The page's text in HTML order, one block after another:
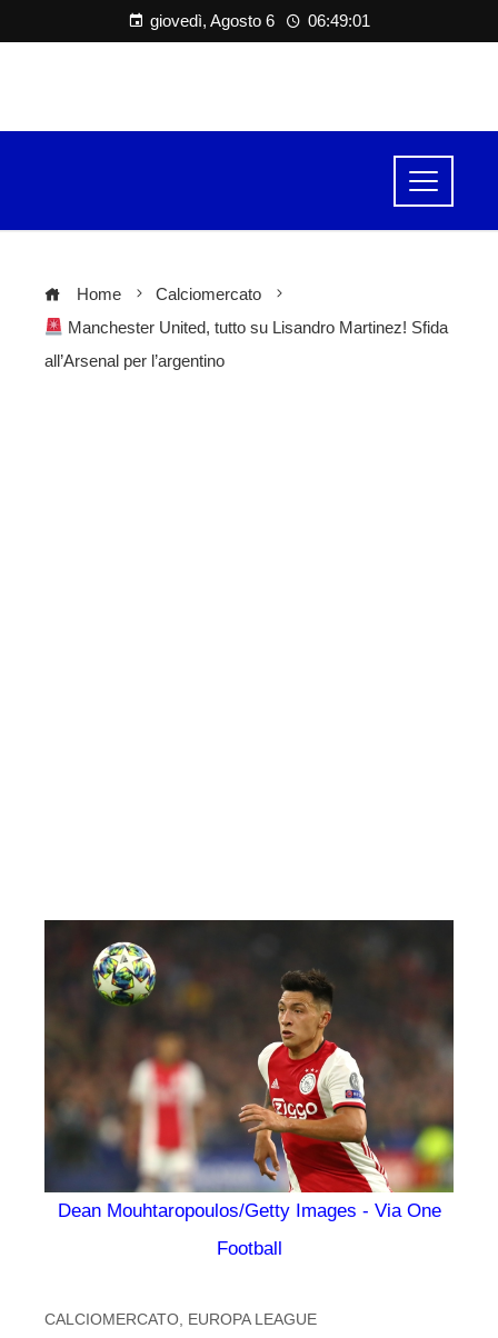
giovedì, Agosto 6 06:49:01
Home
Calciomercato
Manchester United, tutto su Lisandro Martinez! Sfida
all’Arsenal per l’argentino
Dean Mouhtaropoulos/Getty Images - Via One
Football
CALCIOMERCATO, EUROPA LEAGUE